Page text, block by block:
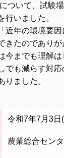
ついて、試験
行いました。
近年の環境要
きたのであり
今までも理解
でも減らす対応
りました。
令和7年7月3日
農業総合セン